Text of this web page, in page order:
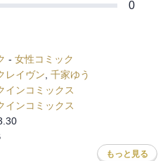
0
- 女性コミック
レイヴン 千家ゆう
インコミックス
インコミックス
もっと見る